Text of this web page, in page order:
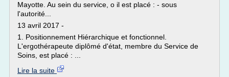
Mayotte. Au sein du service, o il est placé : - sous
l'autorité...
13 avril 2017 -
1. Positionnement Hiérarchique et fonctionnel.
L'ergothérapeute diplômé d'état, membre du Service de
Soins, est placé : ...
Lire la suite